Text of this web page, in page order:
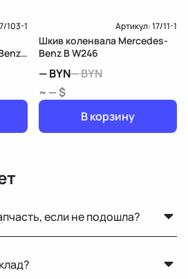
103-1 Артикул:17/11-1
Шкив коленвала Mercedes-
Benz B W246
—BYN—BYN
~ — $
В корзину
если не подошла?
вида и целостности пломб.